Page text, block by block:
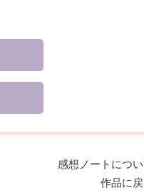
感想ノートについ
作品に